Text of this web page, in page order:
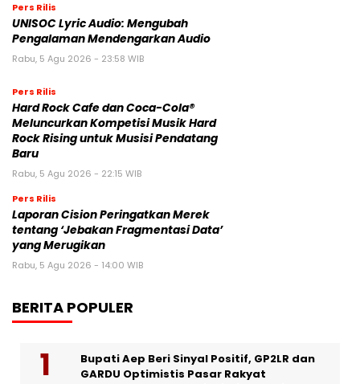
Pers Rilis
UNISOC Lyric Audio: Mengubah
Pengalaman Mendengarkan Audio
Rabu, 5 Agu 2026 - 23:58 WIB
Pers Rilis
Hard Rock Cafe dan Coca-Cola®
Meluncurkan Kompetisi Musik Hard
Rock Rising untuk Musisi Pendatang
Baru
Rabu, 5 Agu 2026 - 22:15 WIB
Pers Rilis
Laporan Cision Peringatkan Merek
tentang ‘Jebakan Fragmentasi Data’
yang Merugikan
Rabu, 5 Agu 2026 - 14:00 WIB
BERITA POPULER
Bupati Aep Beri Sinyal Positif, GP2LR dan
GARDU Optimistis Pasar Rakyat